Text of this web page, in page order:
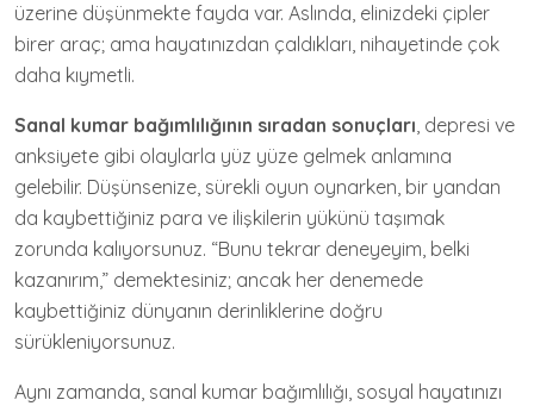
üzerine düşünmekte fayda var. Aslında, elinizdeki çipler
birer araç; ama hayatınızdan çaldıkları, nihayetinde çok
daha kıymetli.
Sanal kumar bağımlılığının sıradan sonuçları, depresi ve
anksiyete gibi olaylarla yüz yüze gelmek anlamına
gelebilir. Düşünsenize, sürekli oyun oynarken, bir yandan
da kaybettiğiniz para ve ilişkilerin yükünü taşımak
zorunda kalıyorsunuz. “Bunu tekrar deneyeyim, belki
kazanırım,” demektesiniz; ancak her denemede
kaybettiğiniz dünyanın derinliklerine doğru
sürükleniyorsunuz.
Aynı zamanda, sanal kumar bağımlılığı, sosyal hayatınızı